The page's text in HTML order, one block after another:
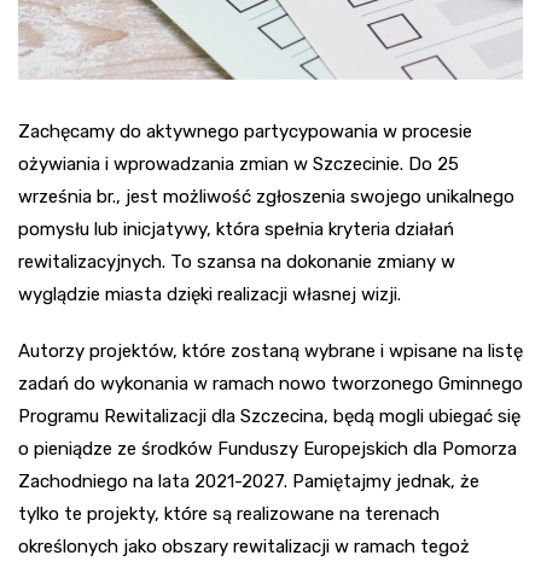
Zachęcamy do aktywnego partycypowania w procesie
ożywiania i wprowadzania zmian w Szczecinie. Do 25
września br., jest możliwość zgłoszenia swojego unikalnego
pomysłu lub inicjatywy, która spełnia kryteria działań
rewitalizacyjnych. To szansa na dokonanie zmiany w
wyglądzie miasta dzięki realizacji własnej wizji.
Autorzy projektów, które zostaną wybrane i wpisane na listę
zadań do wykonania w ramach nowo tworzonego Gminnego
Programu Rewitalizacji dla Szczecina, będą mogli ubiegać się
o pieniądze ze środków Funduszy Europejskich dla Pomorza
Zachodniego na lata 2021-2027. Pamiętajmy jednak, że
tylko te projekty, które są realizowane na terenach
określonych jako obszary rewitalizacji w ramach tegoż